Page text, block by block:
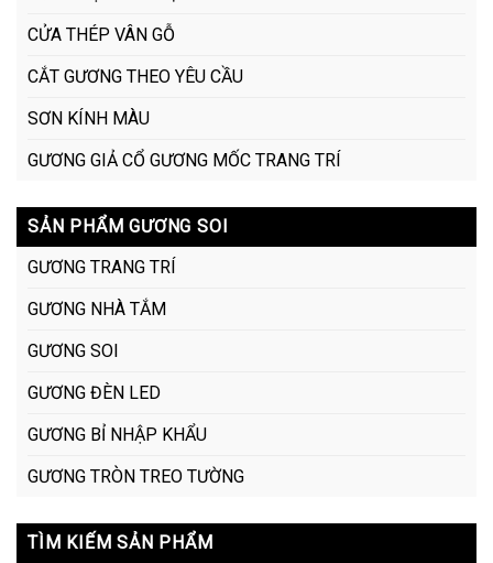
CỬA THÉP VÂN GỖ
CẮT GƯƠNG THEO YÊU CẦU
SƠN KÍNH MÀU
GƯƠNG GIẢ CỔ GƯƠNG MỐC TRANG TRÍ
SẢN PHẨM GƯƠNG SOI
GƯƠNG TRANG TRÍ
GƯƠNG NHÀ TẮM
GƯƠNG SOI
GƯƠNG ĐÈN LED
GƯƠNG BỈ NHẬP KHẨU
GƯƠNG TRÒN TREO TƯỜNG
TÌM KIẾM SẢN PHẨM